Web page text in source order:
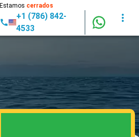
Estamos cerrados
+1 (786) 842-
4533